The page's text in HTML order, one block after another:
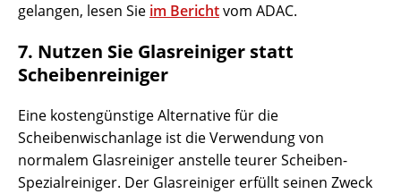
gelangen, lesen Sie im Berichtvom ADAC.
7. Nutzen Sie Glasreiniger statt
Scheibenreiniger
Eine kostengünstige Alternative für die
Scheibenwischanlage ist die Verwendung von
normalem Glasreiniger anstelle teurer Scheiben-
Spezialreiniger. Der Glasreiniger erfüllt seinen Zweck